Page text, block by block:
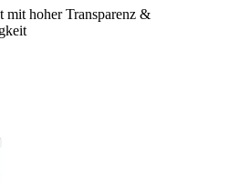
mit hoher Transparenz &